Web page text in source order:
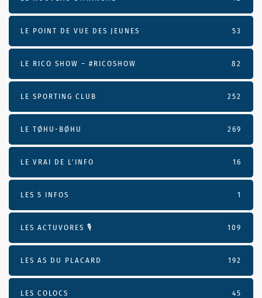
LE POINT DE VUE DES JEUNES 53
LE RICO SHOW – #RICOSHOW 82
LE SPORTING CLUB 252
LE TØHU-BØHU 269
LE VRAI DE L’INFO 16
LES 5 INFOS 1
LES ACTUVORES 🎙 109
LES AS DU PLACARD 192
LES COLOCS 45